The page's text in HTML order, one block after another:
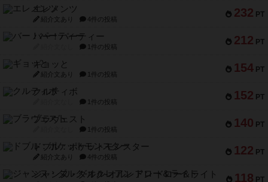
232 PT
エレメンツ
紹介文あり 4件の投稿
212 PT
バー！パーティー
1件の投稿
154 PT
ギョッと
紹介文あり 1件の投稿
152 PT
クルティボ
1件の投稿
140 PT
ブラヴェスト
1件の投稿
122 PT
ドブル：ポケットモンスター
紹介文あり 4件の投稿
118 PT
ジャンヌ・ダルク-オルレアン ドロー＆ライト